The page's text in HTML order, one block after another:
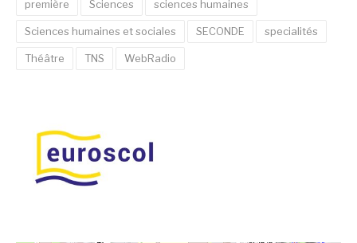
première Sciences sciences humaines
Sciences humaines et sociales SECONDE specialités
Théâtre TNS WebRadio